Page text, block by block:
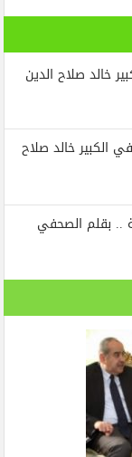
خالد صلاح الدين
الكبير خالد صلاح
.. بقلم الصحفي